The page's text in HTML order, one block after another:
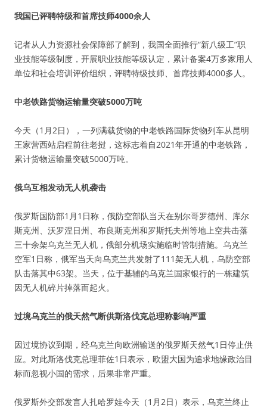
我国已评聘特级和首席技师4000余人
记者从人力资源社会保障部了解到，我国全面推行“新八级工”职
业技能等级制度，开展职业技能等级认定，累计备案4万多家用人
单位和社会培训评价组织，评聘特级技师、首席技师4000多人。
中老铁路货物运输量突破5000万吨
今天（1月2日），一列满载货物的中老铁路国际货物列车从昆明
王家营西站启程前往老挝，这标志着自2021年开通的中老铁路，
累计货物运输量突破5000万吨。
俄乌互相发动无人机袭击
俄罗斯国防部1月1日称，俄防空部队当天在别尔哥罗德州、库尔
斯克州、沃罗涅日州、布良斯克州和罗斯托夫州等地上空共击落
三十余架乌克兰无人机，俄部分机场实施临时管制措施。乌克兰
空军1日称，俄军当天向乌克兰共发射了111架无人机，乌防空部
队击落其中63架。当天，位于基辅的乌克兰国家银行的一栋建筑
因无人机碎片掉落而起火。
过境乌克兰的俄天然气断供斯洛伐克总理称影响严重
因过境协议到期，经乌克兰向欧洲输送的俄罗斯天然气1日停止供
应。对此斯洛伐克总理菲佐1日表示，欧盟大国为追求地缘政治目
标而忽视小国的需求，后果非常严重。
俄罗斯外交部发言人扎哈罗娃今天（1月2日）表示，乌克兰终止